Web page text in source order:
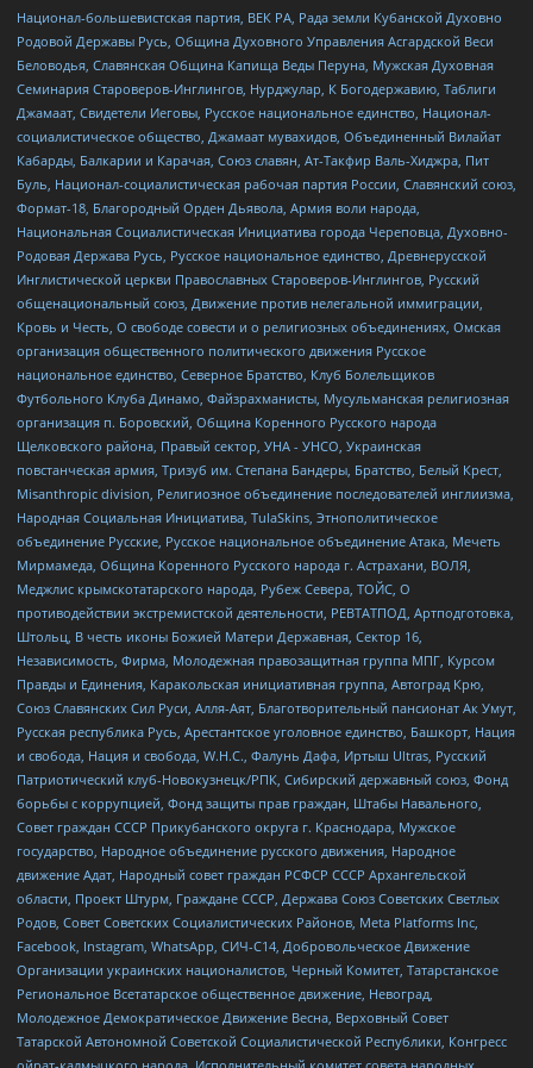
Национал-большевистская партия, ВЕК РА, Рада земли Кубанской Духовно
Родовой Державы Русь, Община Духовного Управления Асгардской Веси
Беловодья, Славянская Община Капища Веды Перуна, Мужская Духовная
Семинария Староверов-Инглингов, Нурджулар, К Богодержавию, Таблиги
Джамаат, Свидетели Иеговы, Русское национальное единство, Национал-
социалистическое общество, Джамаат мувахидов, Объединенный Вилайат
Кабарды, Балкарии и Карачая, Союз славян, Ат-Такфир Валь-Хиджра, Пит
Буль, Национал-социалистическая рабочая партия России, Славянский союз,
Формат-18, Благородный Орден Дьявола, Армия воли народа,
Национальная Социалистическая Инициатива города Череповца, Духовно-
Родовая Держава Русь, Русское национальное единство, Древнерусской
Инглистической церкви Православных Староверов-Инглингов, Русский
общенациональный союз, Движение против нелегальной иммиграции,
Кровь и Честь, О свободе совести и о религиозных объединениях, Омская
организация общественного политического движения Русское
национальное единство, Северное Братство, Клуб Болельщиков
Футбольного Клуба Динамо, Файзрахманисты, Мусульманская религиозная
организация п. Боровский, Община Коренного Русского народа
Щелковского района, Правый сектор, УНА - УНСО, Украинская
повстанческая армия, Тризуб им. Степана Бандеры, Братство, Белый Крест,
Misanthropic division, Религиозное объединение последователей инглиизма,
Народная Социальная Инициатива, TulaSkins, Этнополитическое
объединение Русские, Русское национальное объединение Атака, Мечеть
Мирмамеда, Община Коренного Русского народа г. Астрахани, ВОЛЯ,
Меджлис крымскотатарского народа, Рубеж Севера, ТОЙС, О
противодействии экстремистской деятельности, РЕВТАТПОД, Артподготовка,
Штольц, В честь иконы Божией Матери Державная, Сектор 16,
Независимость, Фирма, Молодежная правозащитная группа МПГ, Курсом
Правды и Единения, Каракольская инициативная группа, Автоград Крю,
Союз Славянских Сил Руси, Алля-Аят, Благотворительный пансионат Ак Умут,
Русская республика Русь, Арестантское уголовное единство, Башкорт, Нация
и свобода, Нация и свобода, W.H.С., Фалунь Дафа, Иртыш Ultras, Русский
Патриотический клуб-Новокузнецк/РПК, Сибирский державный союз, Фонд
борьбы с коррупцией, Фонд защиты прав граждан, Штабы Навального,
Совет граждан СССР Прикубанского округа г. Краснодара, Мужское
государство, Народное объединение русского движения, Народное
движение Адат, Народный совет граждан РСФСР СССР Архангельской
области, Проект Штурм, Граждане СССР, Держава Союз Советских Светлых
Родов, Совет Советских Социалистических Районов, Meta Platforms Inc,
Facebook, Instagram, WhatsApp, СИЧ-С14, Добровольческое Движение
Организации украинских националистов, Черный Комитет, Татарстанское
Региональное Всетатарское общественное движение, Невоград,
Молодежное Демократическое Движение Весна, Верховный Совет
Татарской Автономной Советской Социалистической Республики, Конгресс